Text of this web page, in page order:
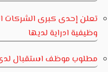
تعلن إحدى كبرى الشركات
وظيفية ادراية لديها
مطلوب موظف استقبال